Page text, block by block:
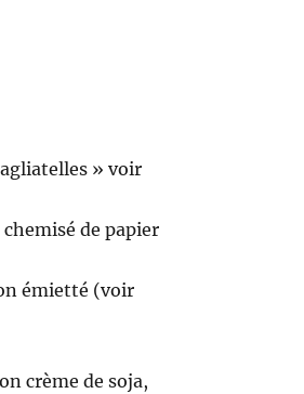
» voir
de papier
émietté (voir
crème de soja,